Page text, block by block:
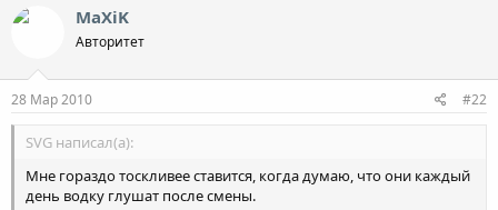
MaXiK
Авторитет
28 Мар 2010 #22
SVG написал(а):
Мне гораздо тоскливее ставится, когда думаю, что они каждый
день водку глушат после смены.